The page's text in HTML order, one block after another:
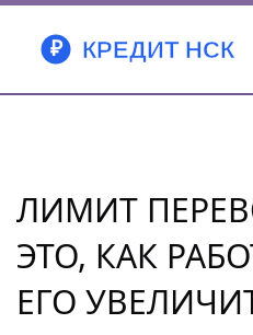
ЛИМИТ
ЭТО, КАК
ЕГО